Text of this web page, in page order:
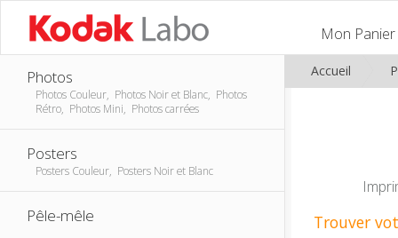
Mon Panier
Photos
Photos Couleur, Photos Noir et Blanc, Photos
Rétro, Photos Mini, Photos carrées
Posters
Posters Couleur, Posters Noir et Blanc
Pêle-mêle
Accueil
Trouver